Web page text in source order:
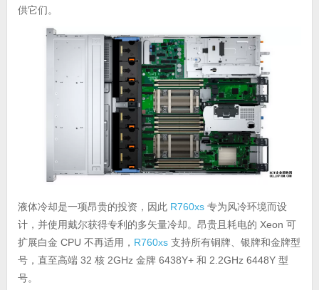
供它们。
液体冷却是一项昂贵的投资，因此 R760xs专为风冷环境而设
计，并使用戴尔获得专利的多矢量冷却。昂贵且耗电的 Xeon 可
扩展白金 CPU 不再适用， R760xs支持所有铜牌、银牌和金牌型
号，直至高端 32 核 2GHz 金牌 6438Y+ 和 2.2GHz 6448Y 型
号。